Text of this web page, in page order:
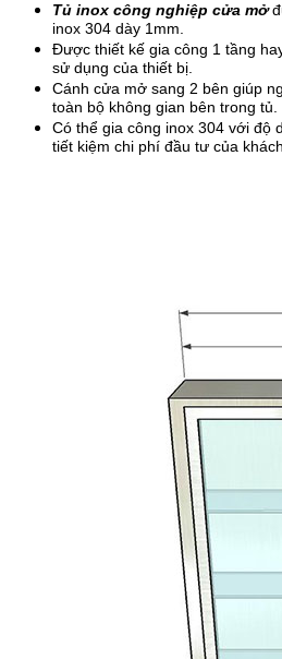
Tủ inox công nghiệp cửa mở
inox 304 dày 1mm.
Được thiết kế gia công 1 tầng
sử dụng của thiết bị.
Cánh cửa mở sang 2 bên giúp
toàn bộ không gian bên trong tủ.
Có thể gia công inox 304 với độ
tiết kiệm chi phí đầu tư của